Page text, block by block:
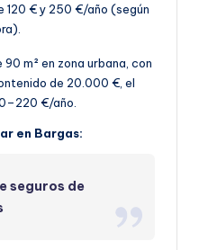
120 € y 250 €/año (según
m² en zona urbana, con
de 20.000 €, el
€/año.
en Bargas:
seguros de